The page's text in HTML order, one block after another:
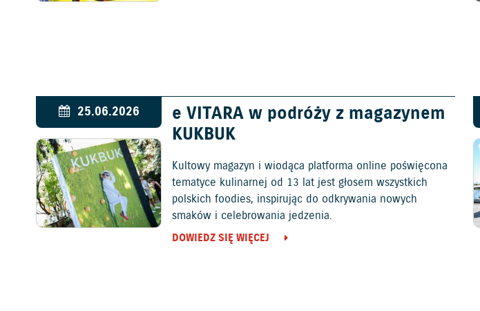
25.06.2026
e VITARA w podróży z magazynem
KUKBUK
Kultowy magazyn i wiodąca platforma online poświęcona
tematyce kulinarnej od 13 lat jest głosem wszystkich
polskich foodies, inspirując do odkrywania nowych
smaków i celebrowania jedzenia.
DOWIEDZ SIĘ WIĘCEJ